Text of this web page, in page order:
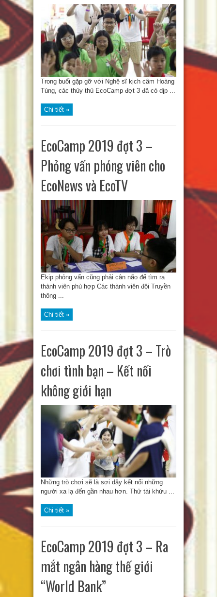
Trong buổi gặp gỡ với Nghệ sĩ kịch câm Hoàng
Tùng, các thủy thủ EcoCamp đợt 3 đã có dịp ...
Chi tiết »
EcoCamp 2019 đợt 3 –
Phỏng vấn phóng viên cho
EcoNews và EcoTV
Ekip phỏng vấn cũng phải cân não để tìm ra
thành viên phù hợp Các thành viên đội Truyền
thông ...
Chi tiết »
EcoCamp 2019 đợt 3 – Trò
chơi tình bạn – Kết nối
không giới hạn
Những trò chơi sẽ là sợi dây kết nối những
người xa lạ đến gần nhau hơn. Thử tài khứu ...
Chi tiết »
EcoCamp 2019 đợt 3 – Ra
mắt ngân hàng thế giới
“World Bank”